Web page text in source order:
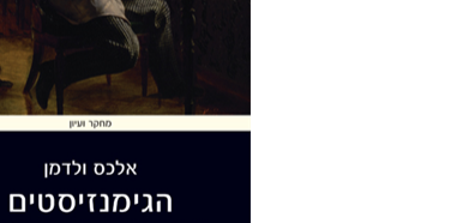
הנחת אתר ספר מודפס
$35
$32